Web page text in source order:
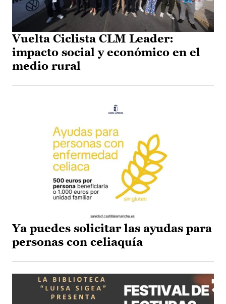
Vuelta Ciclista CLM Leader:
impacto social y económico en el
medio rural
Ya puedes solicitar las ayudas para
personas con celiaquía